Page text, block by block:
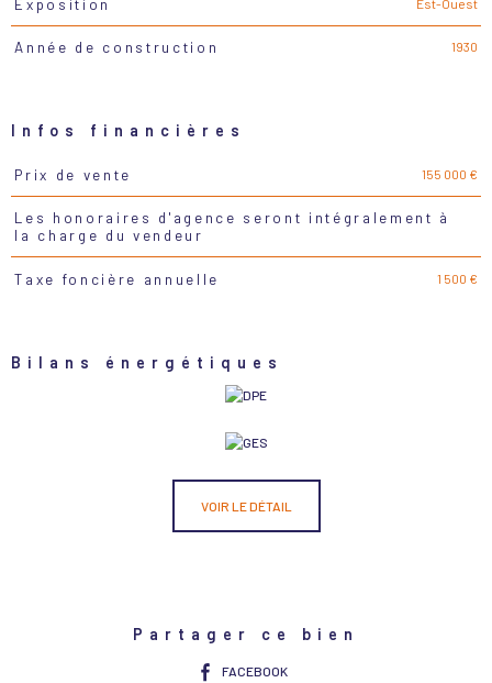
Exposition
Année de construction 1930
Infos financières
Caractéristiques Valeurs
Prix de vente 155 000 €
Les honoraires d'agence seront intégralement à
la charge du vendeur
Taxe foncière annuelle 1 500 €
Bilans énergétiques
VOIR LE DÉTAIL
Partager ce bien
FACEBOOK